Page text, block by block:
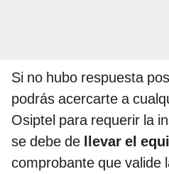
Si no hubo respuesta
podrás acercarte a
Osiptel para requerir la
se debe de llevar el
comprobante que valide